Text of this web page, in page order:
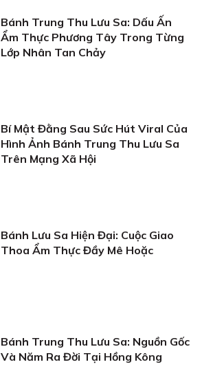
Bánh Trung Thu Lưu Sa: Dấu Ấn
Ẩm Thực Phương Tây Trong Từng
Lớp Nhân Tan Chảy
Bí Mật Đằng Sau Sức Hút Viral Của
Hình Ảnh Bánh Trung Thu Lưu Sa
Trên Mạng Xã Hội
Bánh Lưu Sa Hiện Đại: Cuộc Giao
Thoa Ẩm Thực Đầy Mê Hoặc
Bánh Trung Thu Lưu Sa: Nguồn Gốc
Và Năm Ra Đời Tại Hồng Kông